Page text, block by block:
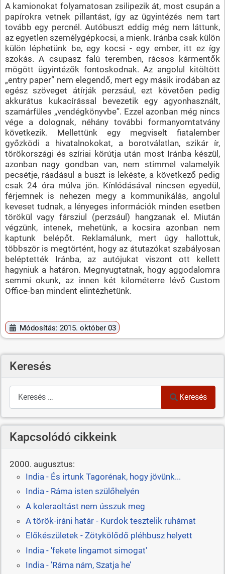
A kamionokat folyamatosan zsilipezik át, most csupán a
papírokra vetnek pillantást, így az ügyintézés nem tart
tovább egy percnél. Autóbuszt eddig még nem láttunk,
az egyetlen személygépkocsi, a mienk. Iránba csak külön
külön léphetünk be, egy kocsi - egy ember, itt ez így
szokás. A csupasz falú teremben, rácsos kármentők
mögött ügyintézők fontoskodnak. Az angolul kitöltött
„entry paper” nem elegendő, mert egy másik irodában az
egész szöveget átírják perzsául, ezt követően pedig
akkurátus kukacírással bevezetik egy agyonhasznált,
szamárfüles „vendégkönyvbe”. Ezzel azonban még nincs
vége a dolognak, néhány további formanyomtatvány
következik. Mellettünk egy megviselt fiatalember
győzködi a hivatalnokokat, a borotválatlan, szikár ír,
törökországi és szíriai körútja után most Iránba készül,
azonban nagy gondban van, nem stimmel valamelyik
pecsétje, ráadásul a buszt is lekéste, a következő pedig
csak 24 óra múlva jön. Kínlódásával nincsen egyedül,
férjemnek is nehezen megy a kommunikálás, angolul
keveset tudnak, a lényeges információk minden esetben
törökül vagy fársziul (perzsául) hangzanak el. Miután
végzünk, intenek, mehetünk, a kocsira azonban nem
kaptunk belépőt. Reklamálunk, mert úgy hallottuk,
többször is megtörtént, hogy az átutazókat szabályosan
beléptették Iránba, az autójukat viszont ott kellett
hagyniuk a határon. Megnyugtatnak, hogy aggodalomra
semmi okunk, az innen két kilométerre lévő Custom
Office-ban mindent elintézhetünk.
Módosítás: 2015. október 03
Keresés
Keresés
Keresés
Kapcsolódó cikkeink
2000. augusztus:
India - És irtunk Tagorénak, hogy jövünk...
India - Ráma isten szülőhelyén
A koleraoltást nem ússzuk meg
A török-iráni határ - Kurdok tesztelik ruhámat
Előkészületek - Zötykölődő pléhbusz helyett
India - 'fekete lingamot simogat'
India - ’Ráma nám, Szatja he’